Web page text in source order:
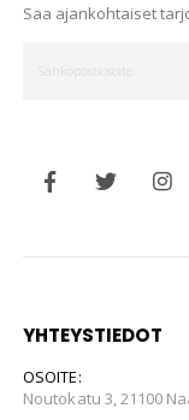
Saa ajankohtaiset
YHTEYSTIEDOT
OSOITE:
Noutokatu 3, 21100